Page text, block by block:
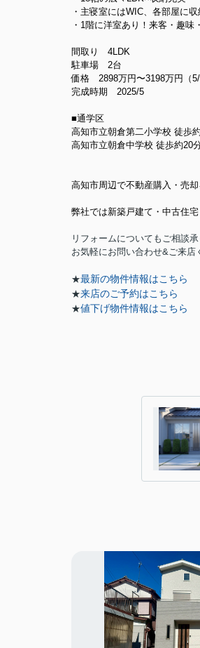
・主寝室にはWIC、各部屋に
・1階に洋室あり！来客・趣
間取り 4LDK
駐車場 2台
価格 2898万円〜3198万円（5/
完成時期 2025/5
■通学区
高知市立朝倉第二小学校 徒歩
高知市立朝倉中学校 徒歩約20
高知市周辺で不動産購入・売
弊社では新築戸建て・中古住
リフォームについてもご相談承
お気軽にお問い合わせ&ご来店
★最新の物件情報はこちら
★来店のご予約はこちら
★値下げ物件情報はこちら